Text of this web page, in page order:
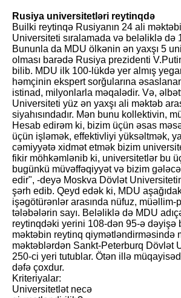
Rusiya universitetləri reytinqdə
Builki reytinqə Rusiyanın 24 ali
Universiteti sıralamada və beləliklə də
Bununla da MDU ölkənin ən yaxşı 5
olması barədə Rusiya prezidenti
bilib. MDU ilk 100-lükdə yer almış
həmçinin ekspert sorğularına
istinad, milyonlarla məqalədir. Və,
Universiteti yüz ən yaxşı ali məktəb
siyahısındadır. Mən bunu kollektivin,
Hesab edirəm ki, bizim üçün əsas
üçün işləmək, effektivliyi yüksəltmək,
cəmiyyətə xidmət etmək bizim
fikir möhkəmlənib ki, universitetlər bu
bugünkü müvəffəqiyyət və bizim
edir", -deyə Moskva Dövlət
şərh edib. Qeyd edək ki, MDU
işəgötürənlər arasında nüfuz, müəllim-
tələbələrin sayı. Beləliklə də MDU
reytinqdəki yerini 108-dən 95-ə dəyişə
məktəbin reytinq qiymətləndirməsində
məktəblərdən Sankt-Peterburq Dövlət
250-ci yeri tutublar. Ötən illə
dəfə çoxdur.
Kriteriyalar:
Universitetlət necə